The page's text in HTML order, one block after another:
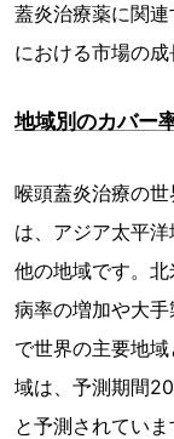
蓋炎治療薬に関
における市場の成
地域別のカバー率
喉頭蓋炎治療の
は、アジア太平
他の地域です。
病率の増加や大
で世界の主要地
域は、予測期間
と予測されてい